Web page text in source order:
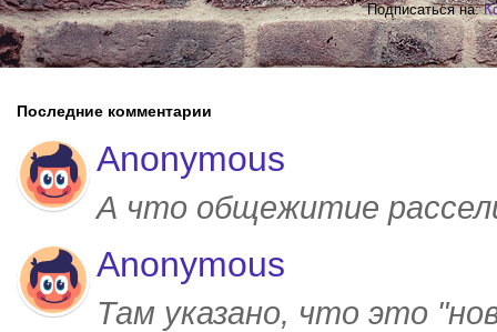
Подписаться на:
Последние комментарии
Anonymous
А что общежитие
Anonymous
Там указано, что это